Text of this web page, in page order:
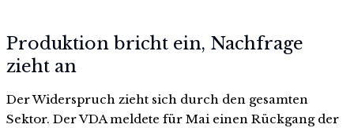
Produktion bricht ein, Nachfrage
zieht an
Der Widerspruch zieht sich durch den gesamten
Sektor. Der VDA meldete für Mai einen Rückgang der